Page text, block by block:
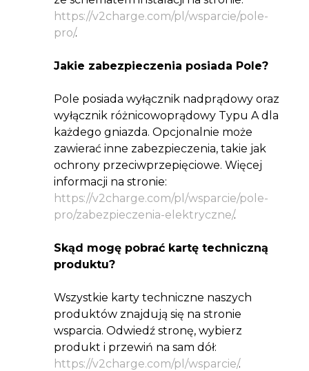
https://v2charge.com/pl/wsparcie/pole-
pro/.
Jakie zabezpieczenia posiada Pole?
Pole posiada wyłącznik nadprądowy oraz
wyłącznik różnicowoprądowy Typu A dla
każdego gniazda. Opcjonalnie może
zawierać inne zabezpieczenia, takie jak
ochrony przeciwprzepięciowe. Więcej
informacji na stronie:
https://v2charge.com/pl/wsparcie/pole-
pro/zabezpieczenia-elektryczne/.
Skąd mogę pobrać kartę techniczną
produktu?
Wszystkie karty techniczne naszych
produktów znajdują się na stronie
wsparcia. Odwiedź stronę, wybierz
produkt i przewiń na sam dół:
https://v2charge.com/pl/wsparcie/.